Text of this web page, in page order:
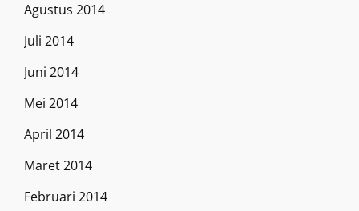
Agustus 2014
Juli 2014
Juni 2014
Mei 2014
April 2014
Maret 2014
Februari 2014